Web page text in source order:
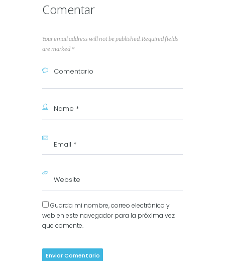
Comentar
Your email address will not be published. Required fields
are marked *
Guarda mi nombre, correo electrónico y
web en este navegador para la próxima vez
que comente.